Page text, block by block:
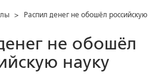
>
Распил денег не обошёл российскую
не обошёл
науку